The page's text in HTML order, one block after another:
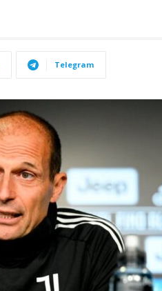
Telegram